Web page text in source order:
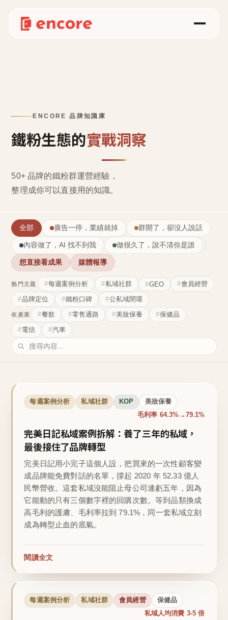
ENCORE 品牌知識庫
鐵粉生態的實戰洞察
50+ 品牌的鐵粉群運營經驗，
整理成你可以直接用的知識。
全部 廣告一停，業績就掉 群開了，卻沒人說話
內容做了，AI 找不到我 做很久了，說不清你是誰
想直接看成果 媒體報導
熱門主題 每週案例分析 私域社群 GEO
會員經營
品牌定位
鐵粉口碑 公私域閉環
依產業 餐飲 零售通路 美妝保養
保健品
電信
汽車
每週案例分析 私域社群 KOP 美妝保養
毛利率 64.3%→79.1%
完美日記私域案例拆解：養了三年的私域，
最後接住了品牌轉型
完美日記用小完子這個人設，把買來的一次性顧客變
成品牌能免費對話的名單，撐起 2020 年 52.33 億人
民幣營收。這套私域沒能阻止母公司連虧五年，因為
它能動的只有三個數字裡的回購次數。等到品類換成
高毛利的護膚、毛利率拉到 79.1%，同一套私域立刻
成為轉型止血的底氣。
閱讀全文
每週案例分析 私域社群 會員經營 保健品
私域人均消費 3-5 倍